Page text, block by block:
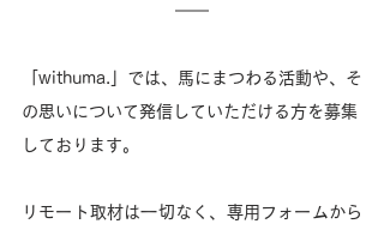
「withuma.」では、馬にまつわる活動や、そ
の思いについて発信していただける方を募集
しております。
リモート取材は一切なく、専用フォームから